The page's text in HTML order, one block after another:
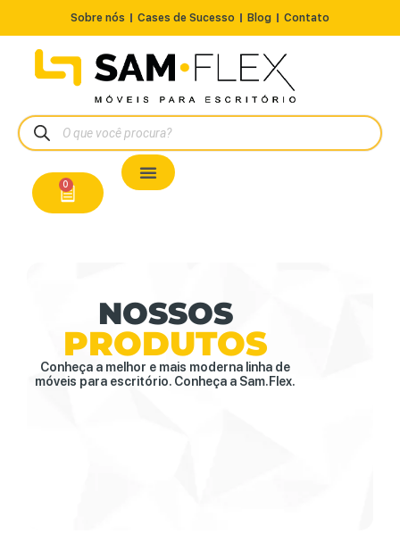
Sobre nós Cases de Sucesso Blog Contato
0
NOSSOS
PRODUTOS
Conheça a melhor e mais moderna linha de
móveis para escritório. Conheça a Sam.Flex.